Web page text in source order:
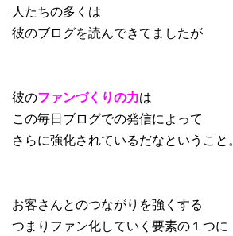
人たちの多くは
彼のブログを読んできてましたが
彼のファンづくりの力は
この毎日ブログでの発信によって
さらに強化されているだなということ。
お客さんとのつながりを強くする
つまりファン化していく要素の１つに